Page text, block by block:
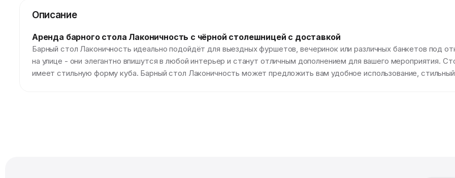
Описание
Аренда барного стола Лаконичность с чёрной столешницей с доставкой
Барный стол Лаконичность идеально подойдёт для выездных фуршетов, вечеринок или различных банкетов под
на улице - они элегантно впишутся в любой интерьер и станут отличным дополнением для вашего мероприятия.
имеет стильную форму куба. Барный стол Лаконичность может предложить вам удобное использование,